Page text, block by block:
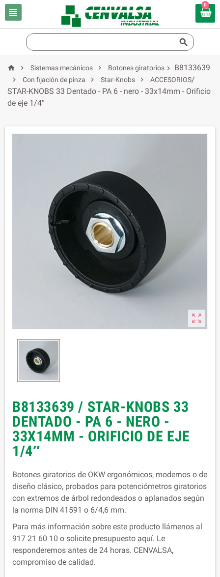

0

  Sistemas mecánicos 
Botones giratorios

Con fijación de pinza  Star-Knobs  ACCESORIOS

B8133639
/
STAR-KNOBS 33 Dentado - PA 6 - nero - 33x14mm - Orificio
de eje 1/4″

B8133639 / STAR-KNOBS 33
DENTADO - PA 6 - NERO -
33X14MM - ORIFICIO DE EJE
1/4″
Botones giratorios de OKW ergonómicos, modernos o de
diseño clásico, probados para potenciómetros giratorios
con extremos de árbol redondeados o aplanados según
la norma DIN 41591 o 6/4,6 mm.
Para más información sobre este producto llámenos al
917 21 60 10 o solicite presupuesto aquí. Le
responderemos antes de 24 horas. CENVALSA,
compromiso de calidad.